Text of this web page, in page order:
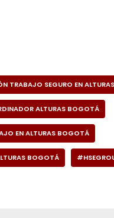
TRABAJO SEGURO EN
ALTURAS BOGOTÁ
EN ALTURAS BOGOTÁ
BOGOTÁ